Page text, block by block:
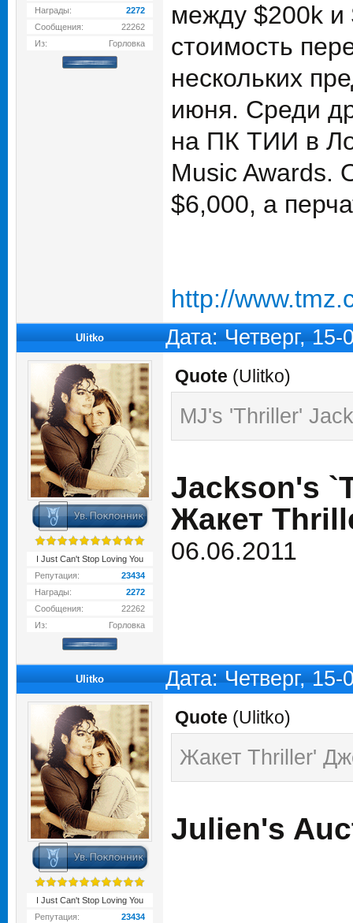
Награды:
2272
Сообщения:
22262
Из:
Горловка
между $200k
стоимость
нескольких
июня. Среди
на ПК ТИИ в
Music Awards.
$6,000, а
http://
Ulitko Дата: Четверг,
I Just Can't Stop Loving You
Репутация:
23434
Награды:
2272
Сообщения:
22262
Из:
Горловка
Quote (Ulitko)
MJ's 'Thriller'
Jackson's
Жакет
06.06.2011
Ulitko Дата: Четверг,
I Just Can't Stop Loving You
Репутация:
23434
Quote (Ulitko)
Жакет Thriller'
Julien's